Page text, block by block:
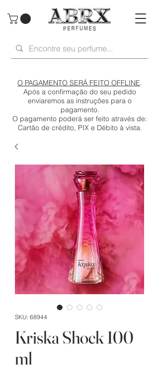
O PAGAMENTO SERÁ FEITO OFFLINE.
Após a confirmação do seu pedido
enviaremos as instruções para o
pagamento.
O pagamento poderá ser feito através de:
Cartão de crédito, PIX e Débito à vista.
SKU: 68944
Kriska Shock 100
ml